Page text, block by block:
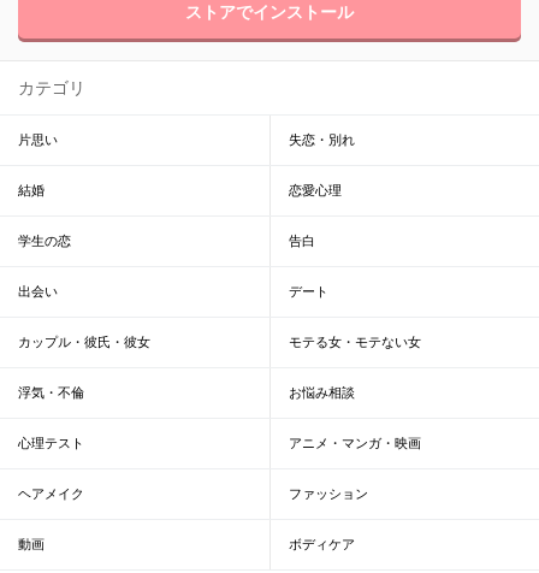
ストアでインストール
カテゴリ
片思い 失恋・別れ
結婚 恋愛心理
学生の恋 告白
出会い デート
カップル・彼氏・彼女 モテる女・モテない女
浮気・不倫 お悩み相談
心理テスト アニメ・マンガ・映画
ヘアメイク ファッション
動画 ボディケア